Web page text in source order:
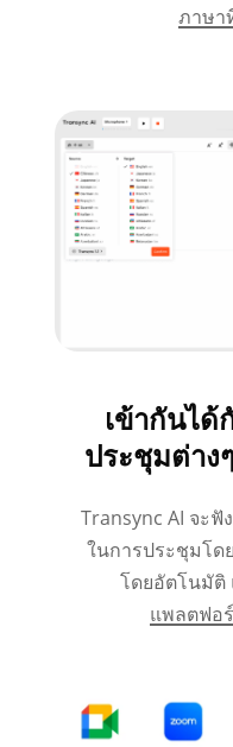
ภาษา
เข้ากันไ
ประชุมต่าง
Transync AI จะ
ในการประชุมโด
โดยอัตโนมัติ
แพลตฟอ